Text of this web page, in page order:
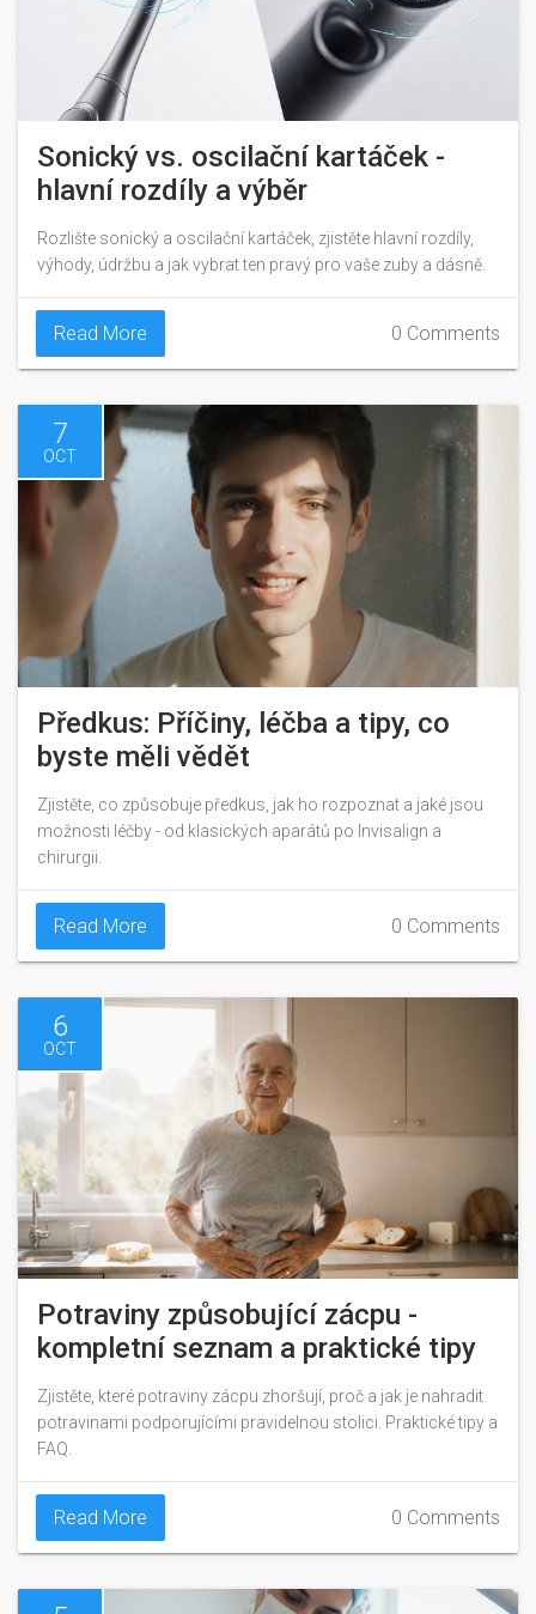
Sonický vs. oscilační kartáček -
hlavní rozdíly a výběr
Rozlište sonický a oscilační kartáček, zjistěte hlavní rozdíly,
výhody, údržbu a jak vybrat ten pravý pro vaše zuby a dásně.
Read More 0 Comments
7
OCT
Předkus: Příčiny, léčba a tipy, co
byste měli vědět
Zjistěte, co způsobuje předkus, jak ho rozpoznat a jaké jsou
možnosti léčby - od klasických aparátů po Invisalign a
chirurgii.
Read More 0 Comments
6
OCT
Potraviny způsobující zácpu -
kompletní seznam a praktické tipy
Zjistěte, které potraviny zácpu zhoršují, proč a jak je nahradit
potravinami podporujícími pravidelnou stolici. Praktické tipy a
FAQ.
Read More 0 Comments